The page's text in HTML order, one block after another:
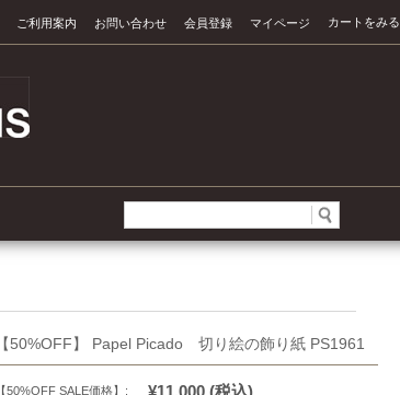
カートをみる
マイページ
会員登録
お問い合わせ
ご利用案内
【50%OFF】 Papel Picado 切り絵の飾り紙 PS1961
【50%OFF SALE価格】: ¥11,000 (税込)